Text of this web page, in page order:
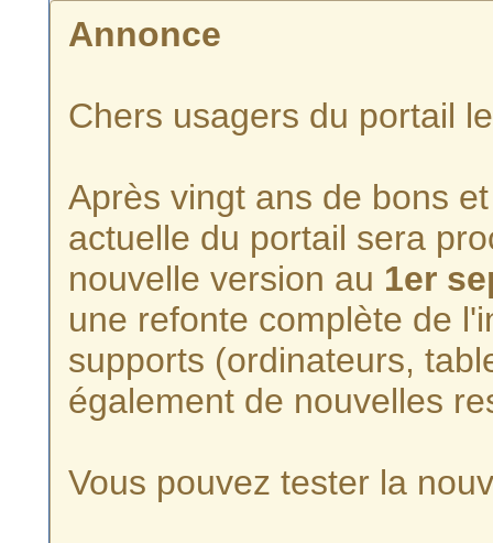
Annonce
Chers usagers du portail
Après vingt ans de bons
actuelle du portail sera
nouvelle version au 1er
une refonte complète de
supports (ordinateurs,
également de nouvelles
Vous pouvez tester la